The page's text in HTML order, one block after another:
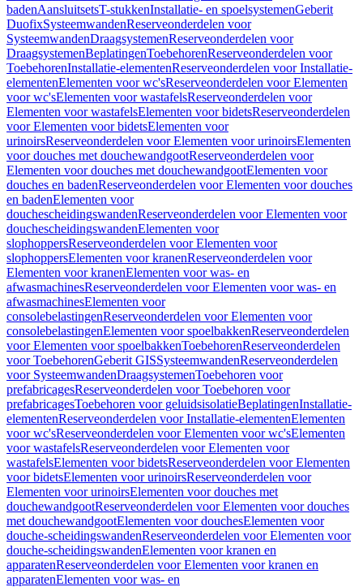
badenAansluitsetsT-stukkenInstallatie- en spoelsystemenGeberit
DuofixSysteemwandenReserveonderdelen voor
SysteemwandenDraagsystemenReserveonderdelen voor
DraagsystemenBeplatingenToebehorenReserveonderdelen voor
ToebehorenInstallatie-elementenReserveonderdelen voor Installatie-
elementenElementen voor wc'sReserveonderdelen voor Elementen
voor wc'sElementen voor wastafelsReserveonderdelen voor
Elementen voor wastafelsElementen voor bidetsReserveonderdelen
voor Elementen voor bidetsElementen voor
urinoirsReserveonderdelen voor Elementen voor urinoirsElementen
voor douches met douchewandgootReserveonderdelen voor
Elementen voor douches met douchewandgootElementen voor
douches en badenReserveonderdelen voor Elementen voor douches
en badenElementen voor
douchescheidingswandenReserveonderdelen voor Elementen voor
douchescheidingswandenElementen voor
slophoppersReserveonderdelen voor Elementen voor
slophoppersElementen voor kranenReserveonderdelen voor
Elementen voor kranenElementen voor was- en
afwasmachinesReserveonderdelen voor Elementen voor was- en
afwasmachinesElementen voor
consolebelastingenReserveonderdelen voor Elementen voor
consolebelastingenElementen voor spoelbakkenReserveonderdelen
voor Elementen voor spoelbakkenToebehorenReserveonderdelen
voor ToebehorenGeberit GISSysteemwandenReserveonderdelen
voor SysteemwandenDraagsystemenToebehoren voor
prefabricagesReserveonderdelen voor Toebehoren voor
prefabricagesToebehoren voor geluidsisolatieBeplatingenInstallatie-
elementenReserveonderdelen voor Installatie-elementenElementen
voor wc'sReserveonderdelen voor Elementen voor wc'sElementen
voor wastafelsReserveonderdelen voor Elementen voor
wastafelsElementen voor bidetsReserveonderdelen voor Elementen
voor bidetsElementen voor urinoirsReserveonderdelen voor
Elementen voor urinoirsElementen voor douches met
douchewandgootReserveonderdelen voor Elementen voor douches
met douchewandgootElementen voor douchesElementen voor
douche-scheidingswandenReserveonderdelen voor Elementen voor
douche-scheidingswandenElementen voor kranen en
apparatenReserveonderdelen voor Elementen voor kranen en
apparatenElementen voor was- en